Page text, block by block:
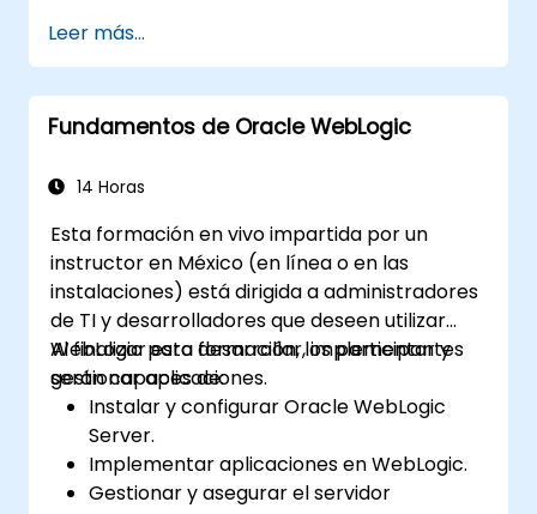
Leer más...
Fundamentos de Oracle WebLogic
14 Horas
Esta formación en vivo impartida por un
instructor en México (en línea o en las
instalaciones) está dirigida a administradores
de TI y desarrolladores que deseen utilizar
WebLogic para desarrollar, implementar y
gestionar aplicaciones.
Al finalizar esta formación, los participantes
serán capaces de:
Instalar y configurar Oracle WebLogic
Server.
Implementar aplicaciones en WebLogic.
Gestionar y asegurar el servidor